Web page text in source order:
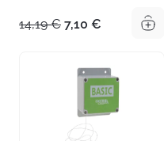
14,19€ Algne
14,19 €.
7,10 € Praegune
7,10 €.